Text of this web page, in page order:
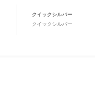
クイックシルバー
クイックシルバー